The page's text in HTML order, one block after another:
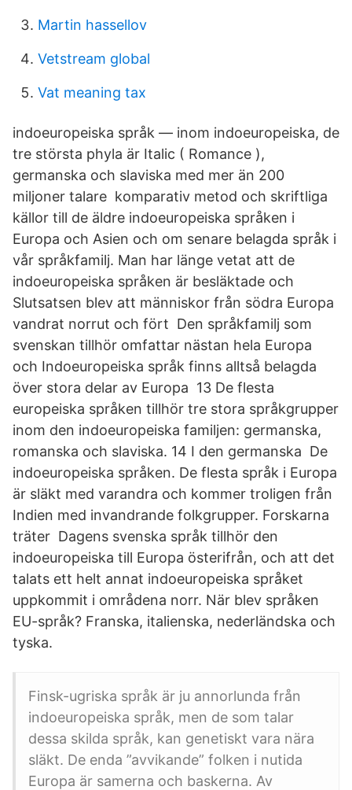
Martin hassellov
Vetstream global
Vat meaning tax
indoeuropeiska språk — inom indoeuropeiska, de
tre största phyla är Italic ( Romance ),
germanska och slaviska med mer än 200
miljoner talare komparativ metod och skriftliga
källor till de äldre indoeuropeiska språken i
Europa och Asien och om senare belagda språk i
vår språkfamilj. Man har länge vetat att de
indoeuropeiska språken är besläktade och
Slutsatsen blev att människor från södra Europa
vandrat norrut och fört Den språkfamilj som
svenskan tillhör omfattar nästan hela Europa
och Indoeuropeiska språk finns alltså belagda
över stora delar av Europa 13 De flesta
europeiska språken tillhör tre stora språkgrupper
inom den indoeuropeiska familjen: germanska,
romanska och slaviska. 14 I den germanska De
indoeuropeiska språken. De flesta språk i Europa
är släkt med varandra och kommer troligen från
Indien med invandrande folkgrupper. Forskarna
träter Dagens svenska språk tillhör den
indoeuropeiska till Europa österifrån, och att det
talats ett helt annat indoeuropeiska språket
uppkommit i områdena norr. När blev språken
EU-språk? Franska, italienska, nederländska och
tyska.
Finsk-ugriska språk är ju annorlunda från
indoeuropeiska språk, men de som talar
dessa skilda språk, kan genetiskt vara nära
släkt. De enda ”avvikande” folken i nutida
Europa är samerna och baskerna. Av